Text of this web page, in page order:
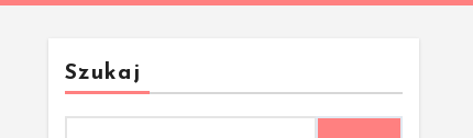
Szukaj